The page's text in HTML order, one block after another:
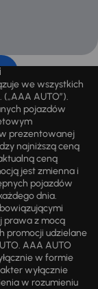
we wszystkich
AUTO”).
pojazdów
prezentowanej
najniższą ceną
ceną
jest zmienna i
pojazdów
dnia.
prawa z mocą
promocji udzielane
AAA AUTO
w formie
wyłącznie
w rozumieniu